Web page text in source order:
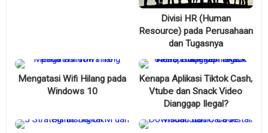
Divisi HR (Human
Resource) pada Perusahaan
dan Tugasnya
Mengatasi Wifi Hilang pada
Windows 10
Kenapa Aplikasi Tiktok Cash,
Vtube dan Snack Video
Dianggap Ilegal?